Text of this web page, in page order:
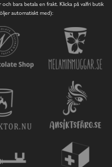
bara betala en frakt. Klicka på valfri butik
automatiskt med):